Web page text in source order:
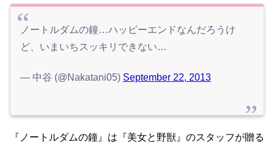
ノートルダムの鐘…ハッピーエンドなんだろうけ
ど、いまいちスッキリできない…
— 中谷 (@Nakatani05) September 22, 2013
『ノートルダムの鐘』は『美女と野獣』のスタッフが贈る